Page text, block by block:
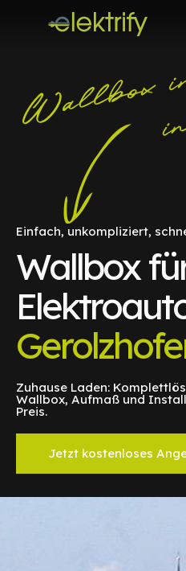
Einfach, unkompliziert,
Wallbox
Zuhause Laden:
Wallbox, Aufmaß und
Preis.
Jetzt kostenloses